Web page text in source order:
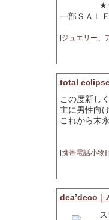
一部ＳＡＬ
[ジュエリー、
total
この度新し
主に男性向
これから末
[携帯電話小物]
dea’deco｜